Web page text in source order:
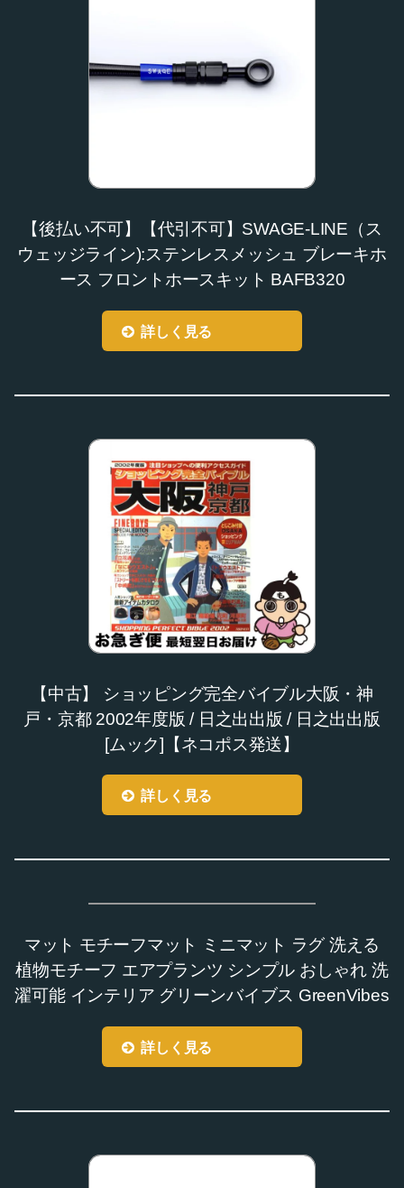
【後払い不可】【代引不可】SWAGE-LINE（ス
ウェッジライン):ステンレスメッシュ ブレーキホ
ース フロントホースキット BAFB320
詳しく見る
【中古】 ショッピング完全バイブル大阪・神
戸・京都 2002年度版 / 日之出出版 / 日之出出版
[ムック]【ネコポス発送】
詳しく見る
マット モチーフマット ミニマット ラグ 洗える
植物モチーフ エアプランツ シンプル おしゃれ 洗
濯可能 インテリア グリーンバイブス GreenVibes
詳しく見る